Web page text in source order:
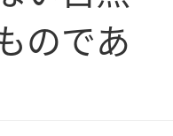
のであ